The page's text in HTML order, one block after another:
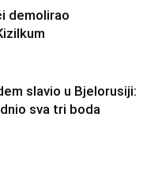
demolirao
slavio u Bjelorusiji:
sva tri boda